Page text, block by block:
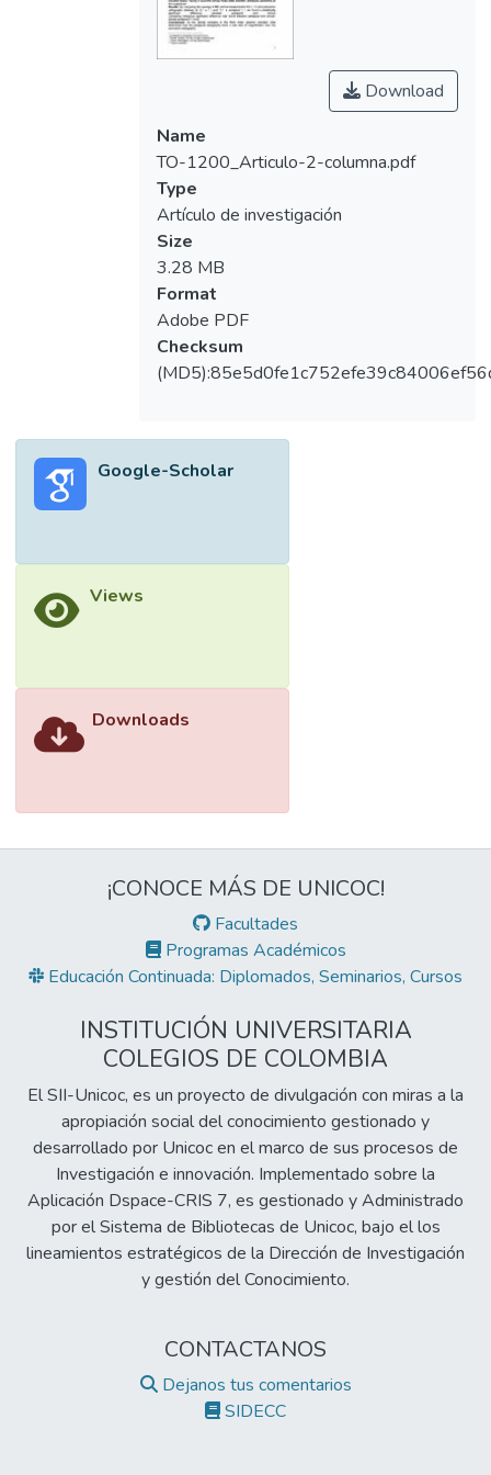
Download
Name
TO-1200_Articulo-2-columna.pdf
Type
Artículo de investigación
Size
3.28 MB
Format
Adobe PDF
Checksum
Google-Scholar
Views
Downloads
¡CONOCE MÁS DE UNICOC!
Facultades
Programas Académicos
Educación Continuada: Diplomados, Seminarios, Cursos
INSTITUCIÓN UNIVERSITARIA
COLEGIOS DE COLOMBIA
El SII-Unicoc, es un proyecto de divulgación con miras a la
apropiación social del conocimiento gestionado y
desarrollado por Unicoc en el marco de sus procesos de
Investigación e innovación. Implementado sobre la
Aplicación Dspace-CRIS 7, es gestionado y Administrado
por el Sistema de Bibliotecas de Unicoc, bajo el los
lineamientos estratégicos de la Dirección de Investigación
y gestión del Conocimiento.
CONTACTANOS
Dejanos tus comentarios
SIDECC